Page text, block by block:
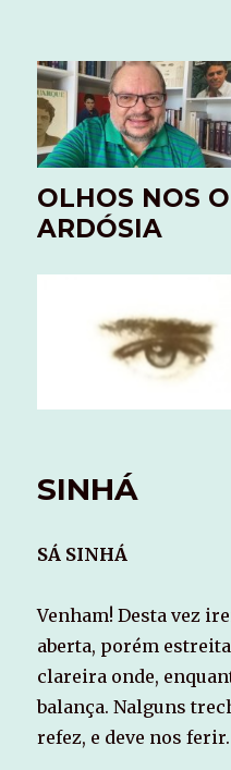
OLHOS NOS
ARDÓSIA
SINHÁ
SÁ SINHÁ
Venham! Desta vez
aberta, porém
clareira onde,
balança. Nalguns
refez, e deve nos ferir.